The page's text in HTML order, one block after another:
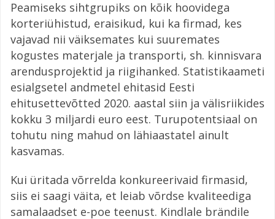
Peamiseks sihtgrupiks on kõik hoovidega
korteriühistud, eraisikud, kui ka firmad, kes
vajavad nii väiksemates kui suuremates
kogustes materjale ja transporti, sh. kinnisvara
arendusprojektid ja riigihanked. Statistikaameti
esialgsetel andmetel ehitasid Eesti
ehitusettevõtted 2020. aastal siin ja välisriikides
kokku 3 miljardi euro eest. Turupotentsiaal on
tohutu ning mahud on lähiaastatel ainult
kasvamas.
Kui üritada võrrelda konkureerivaid firmasid,
siis ei saagi väita, et leiab võrdse kvaliteediga
samalaadset e-poe teenust. Kindlale brändile